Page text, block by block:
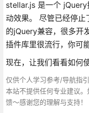
stellar.js 是一个
动效果。 尽管已经停止
的jQuery兼容，很多开
插件库里很流行，你可
现在，让我们看看如何
仅供个人学习参考/导航指
本站不提供任何专业建议
馈～感谢您的理解与支持！